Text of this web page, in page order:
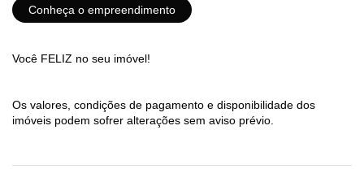
Conheça o empreendimento
Você FELIZ no seu imóvel!
Os valores, condições de pagamento e disponibilidade dos
imóveis podem sofrer alterações sem aviso prévio.